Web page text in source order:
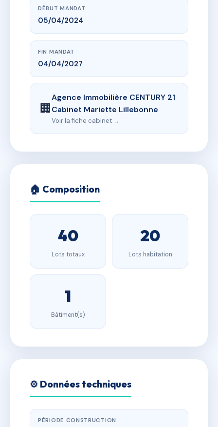
DÉBUT MANDAT
05/04/2024
FIN MANDAT
04/04/2027
🏢
Agence Immobilière CENTURY 21
Cabinet Mariette Lillebonne
Voir la fiche cabinet →
🏠 Composition
40
Lots totaux
20
Lots habitation
1
Bâtiment(s)
⚙️ Données techniques
PÉRIODE CONSTRUCTION